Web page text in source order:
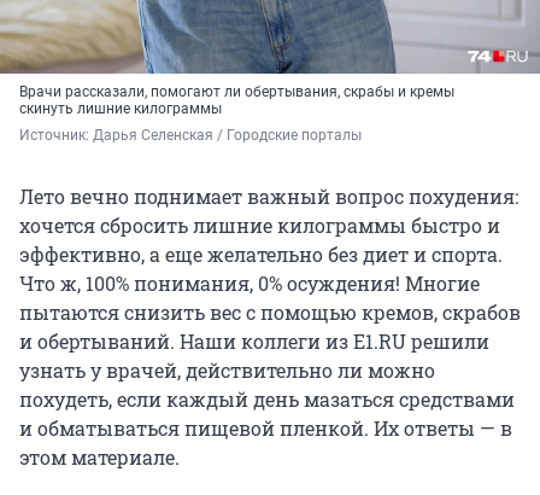
Врачи рассказали, помогают ли обертывания, скрабы и кремы
скинуть лишние килограммы
Источник: Дарья Селенская / Городские порталы
Лето вечно поднимает важный вопрос похудения:
хочется сбросить лишние килограммы быстро и
эффективно, а еще желательно без диет и спорта.
Что ж, 100% понимания, 0% осуждения! Многие
пытаются снизить вес с помощью кремов, скрабов
и обертываний. Наши коллеги из E1.RU решили
узнать у врачей, действительно ли можно
похудеть, если каждый день мазаться средствами
и обматываться пищевой пленкой. Их ответы — в
этом материале.